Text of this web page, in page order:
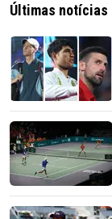
Últimas notícias